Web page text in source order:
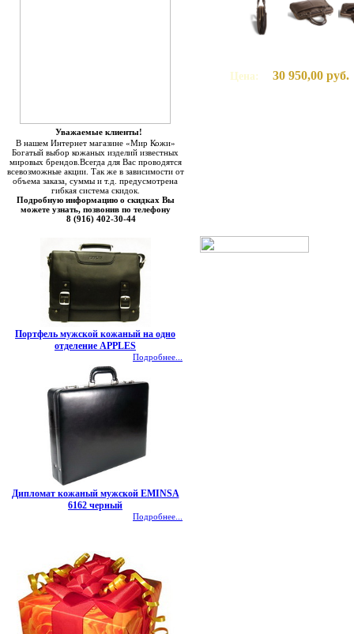
Уважаемые клиенты!
В нашем Интернет магазине «Мир Кожи»
Богатый выбор кожаных изделий известных
мировых брендов.Всегда для Вас проводятся
всевозможные акции. Так же в зависимости от
объема заказа, суммы и т.д. предусмотрена
гибкая система скидок.
Подробную информацию о скидках Вы
можете узнать, позвонив по телефону
8 (916) 402-30-44
Портфель мужской кожаный на одно
отделение APPLES
Подробнее...
Дипломат кожаный мужской EMINSA
6162 черный
Подробнее...
Цена: 30 950,00 руб.